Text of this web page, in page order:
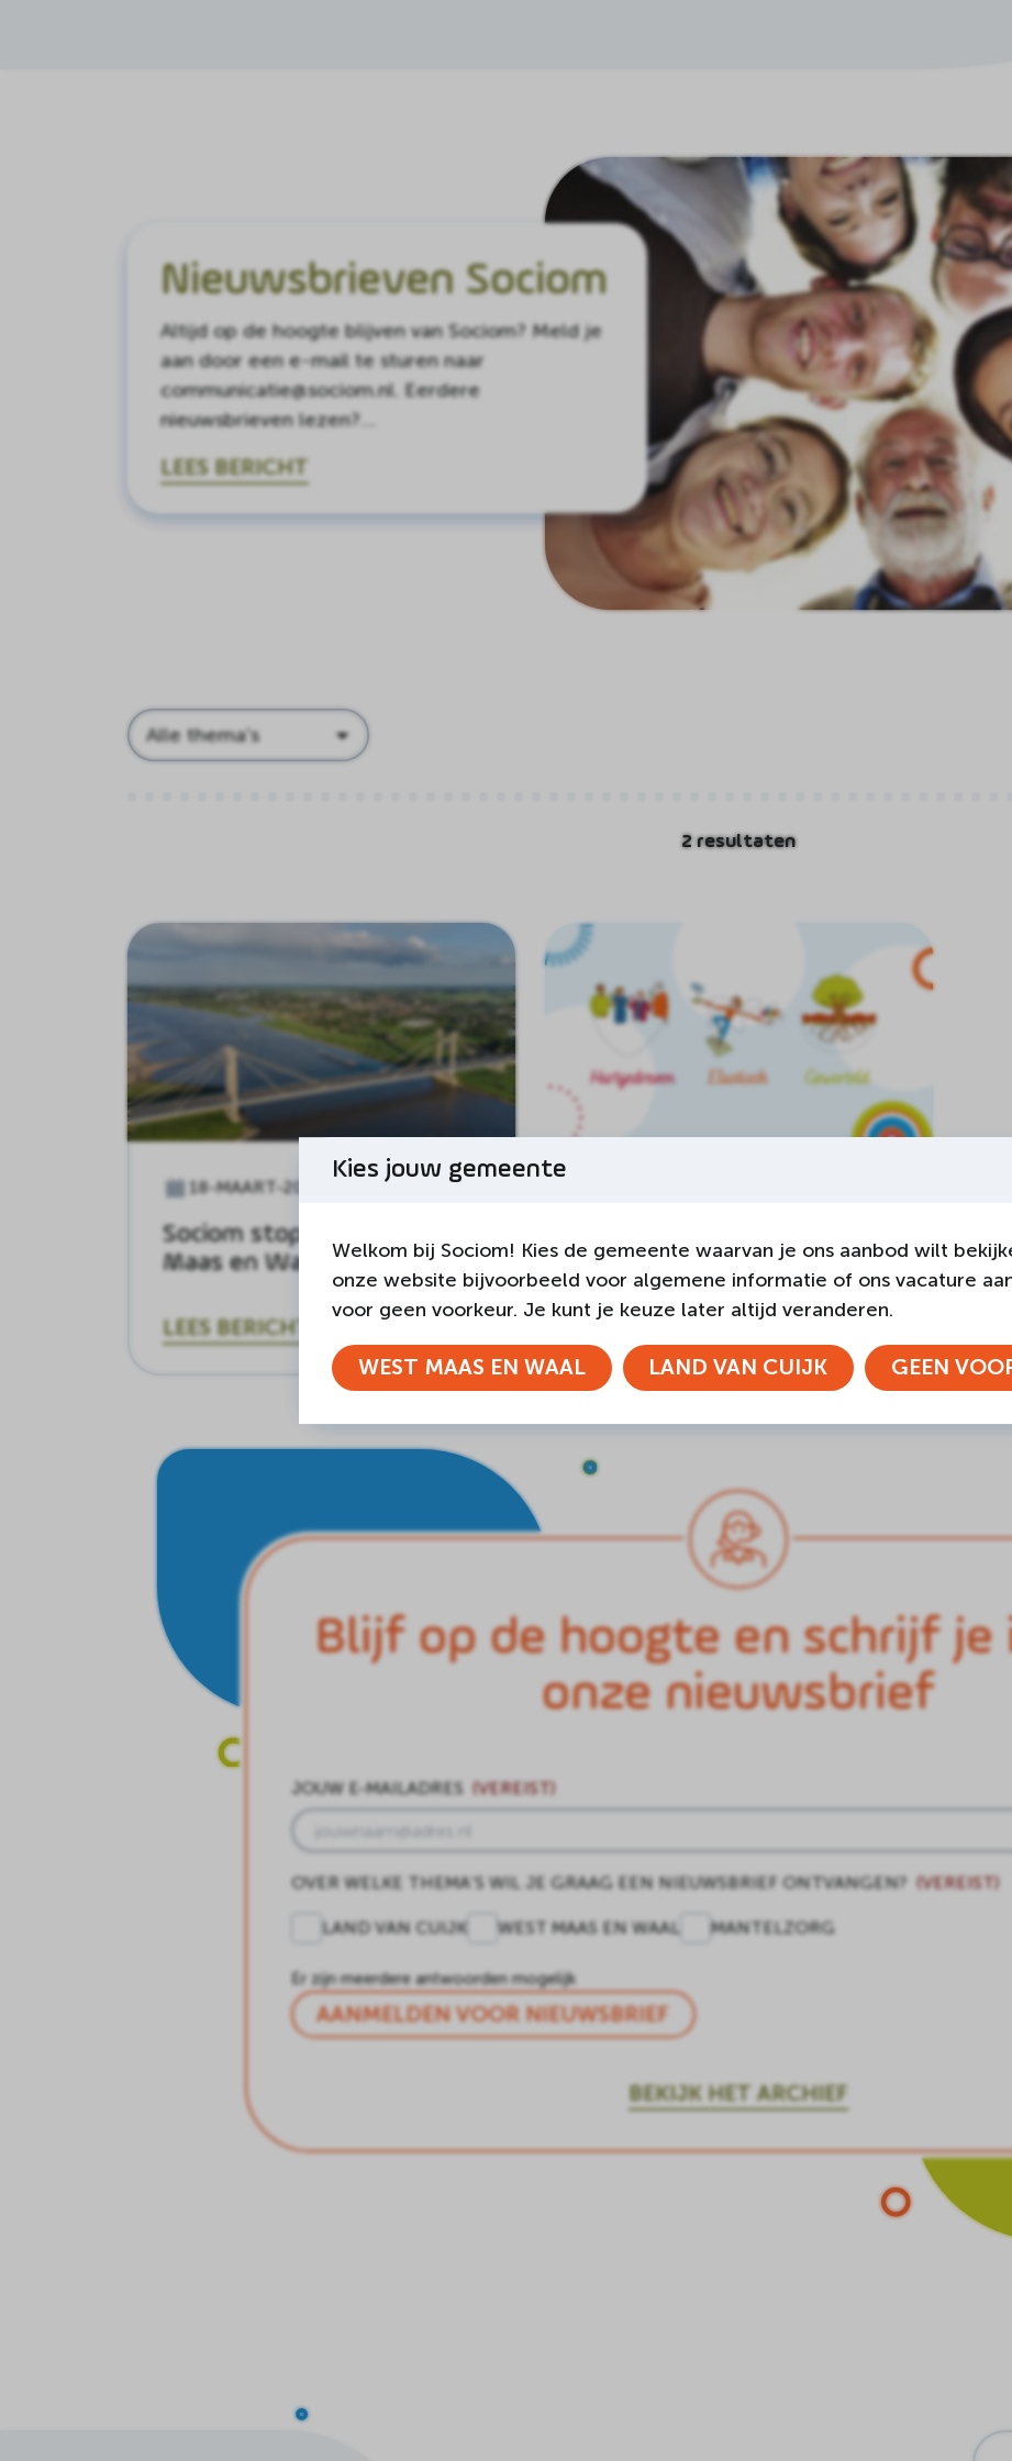
Nieuwsbrieven Sociom
Altijd op de hoogte blijven van Sociom? Meld je
aan door een e-mail te sturen naar
communicatie@sociom.nl. Eerdere
nieuwsbrieven lezen?…
LEES BERICHT
Thema's
2 resultaten
18-MAART-2026 Land van Cuijk
Sociom stopt binnen West
Maas en Waal
LEES BERICHT
De kernwaarden van
Sociom
LEES BERICHT
Blijf op de hoogte en schrijf je
onze nieuwsbrief
JOUW E-MAILADRES (VEREIST)
OVER WELKE THEMA’S WIL JE GRAAG EEN NIEUWSBRIEF ONTVANGEN? (VEREIST)
LAND VAN CUIJK WEST MAAS EN WAAL MANTELZORG
Er zijn meerdere antwoorden mogelijk
AANMELDEN VOOR NIEUWSBRIEF
BEKIJK HET ARCHIEF
Kies jouw gemeente
Welkom bij Sociom! Kies de gemeente waarvan je ons aanbod wilt
onze website bijvoorbeeld voor algemene informatie of ons vacature
voor geen voorkeur. Je kunt je keuze later altijd veranderen.
WEST MAAS EN WAAL LAND VAN CUIJK GEEN